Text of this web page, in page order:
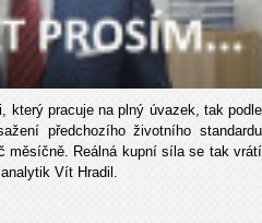
který pracuje na plný úvazek, tak podle
předchozího životního standardu
měsíčně. Reálná kupní síla se tak vrátí
Vít Hradil.